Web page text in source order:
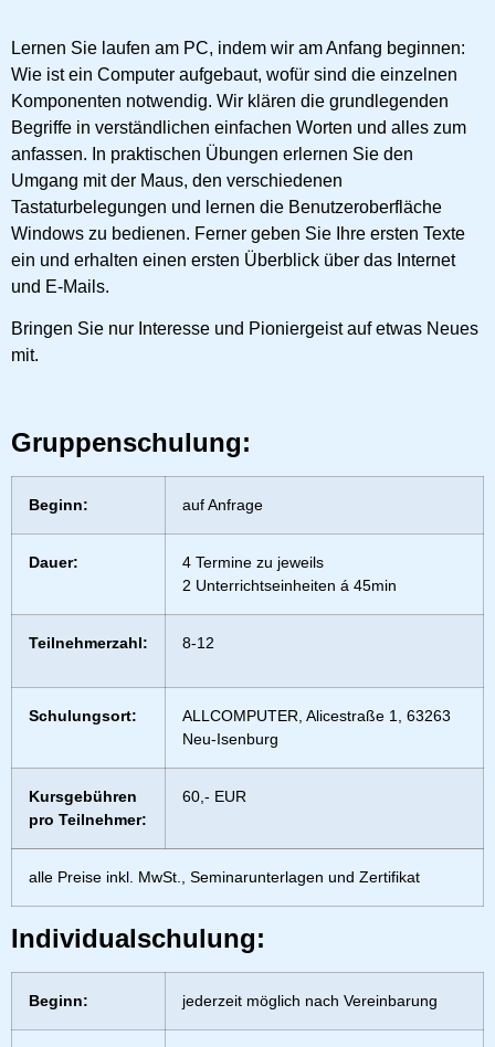
Lernen Sie laufen am PC, indem wir am Anfang beginnen:
Wie ist ein Computer aufgebaut, wofür sind die einzelnen
Komponenten notwendig. Wir klären die grundlegenden
Begriffe in verständlichen einfachen Worten und alles zum
anfassen. In praktischen Übungen erlernen Sie den
Umgang mit der Maus, den verschiedenen
Tastaturbelegungen und lernen die Benutzeroberfläche
Windows zu bedienen. Ferner geben Sie Ihre ersten Texte
ein und erhalten einen ersten Überblick über das Internet
und E-Mails.
Bringen Sie nur Interesse und Pioniergeist auf etwas Neues
mit.
Gruppenschulung:
Beginn: auf Anfrage
Dauer:
4 Termine zu jeweils
2 Unterrichtseinheiten á 45min
Teilnehmerzahl: 8-12
Schulungsort:
ALLCOMPUTER, Alicestraße 1, 63263
Neu-Isenburg
Kursgebühren
pro Teilnehmer:
60,- EUR
alle Preise inkl. MwSt., Seminarunterlagen und Zertifikat
Individualschulung:
Beginn: jederzeit möglich nach Vereinbarung